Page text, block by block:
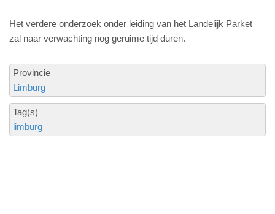
Het verdere onderzoek onder leiding van het Landelijk Parket
zal naar verwachting nog geruime tijd duren.
Provincie
Limburg
Tag(s)
limburg